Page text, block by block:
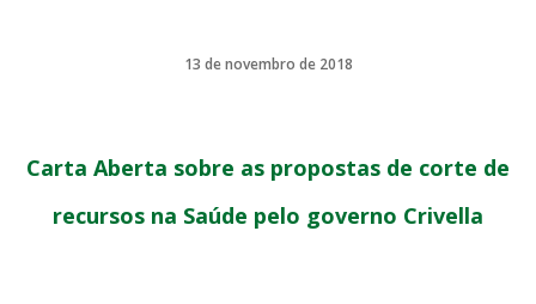
13 de novembro de 2018
Carta Aberta sobre as propostas de corte de
recursos na Saúde pelo governo Crivella